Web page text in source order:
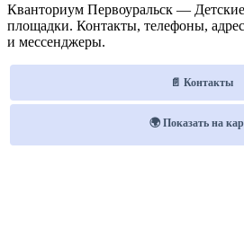
Кванториум Первоуральск —
площадки. Контакты, телефоны,
и мессенджеры.
📄 Контакты
🌍 Показать на